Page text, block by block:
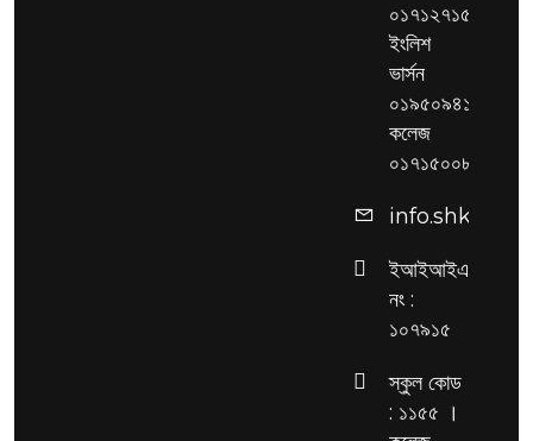
০১৭১২৭১৫৩২৫,
ইংলিশ
ভার্সন
০১৯৫০৯৪১৯২৯,
কলেজ
০১৭১৫০০৮৫১৭
ইআইআইএন
নং :
১০৭৯১৫
স্কুল কোড
: ১১৫৫ ।